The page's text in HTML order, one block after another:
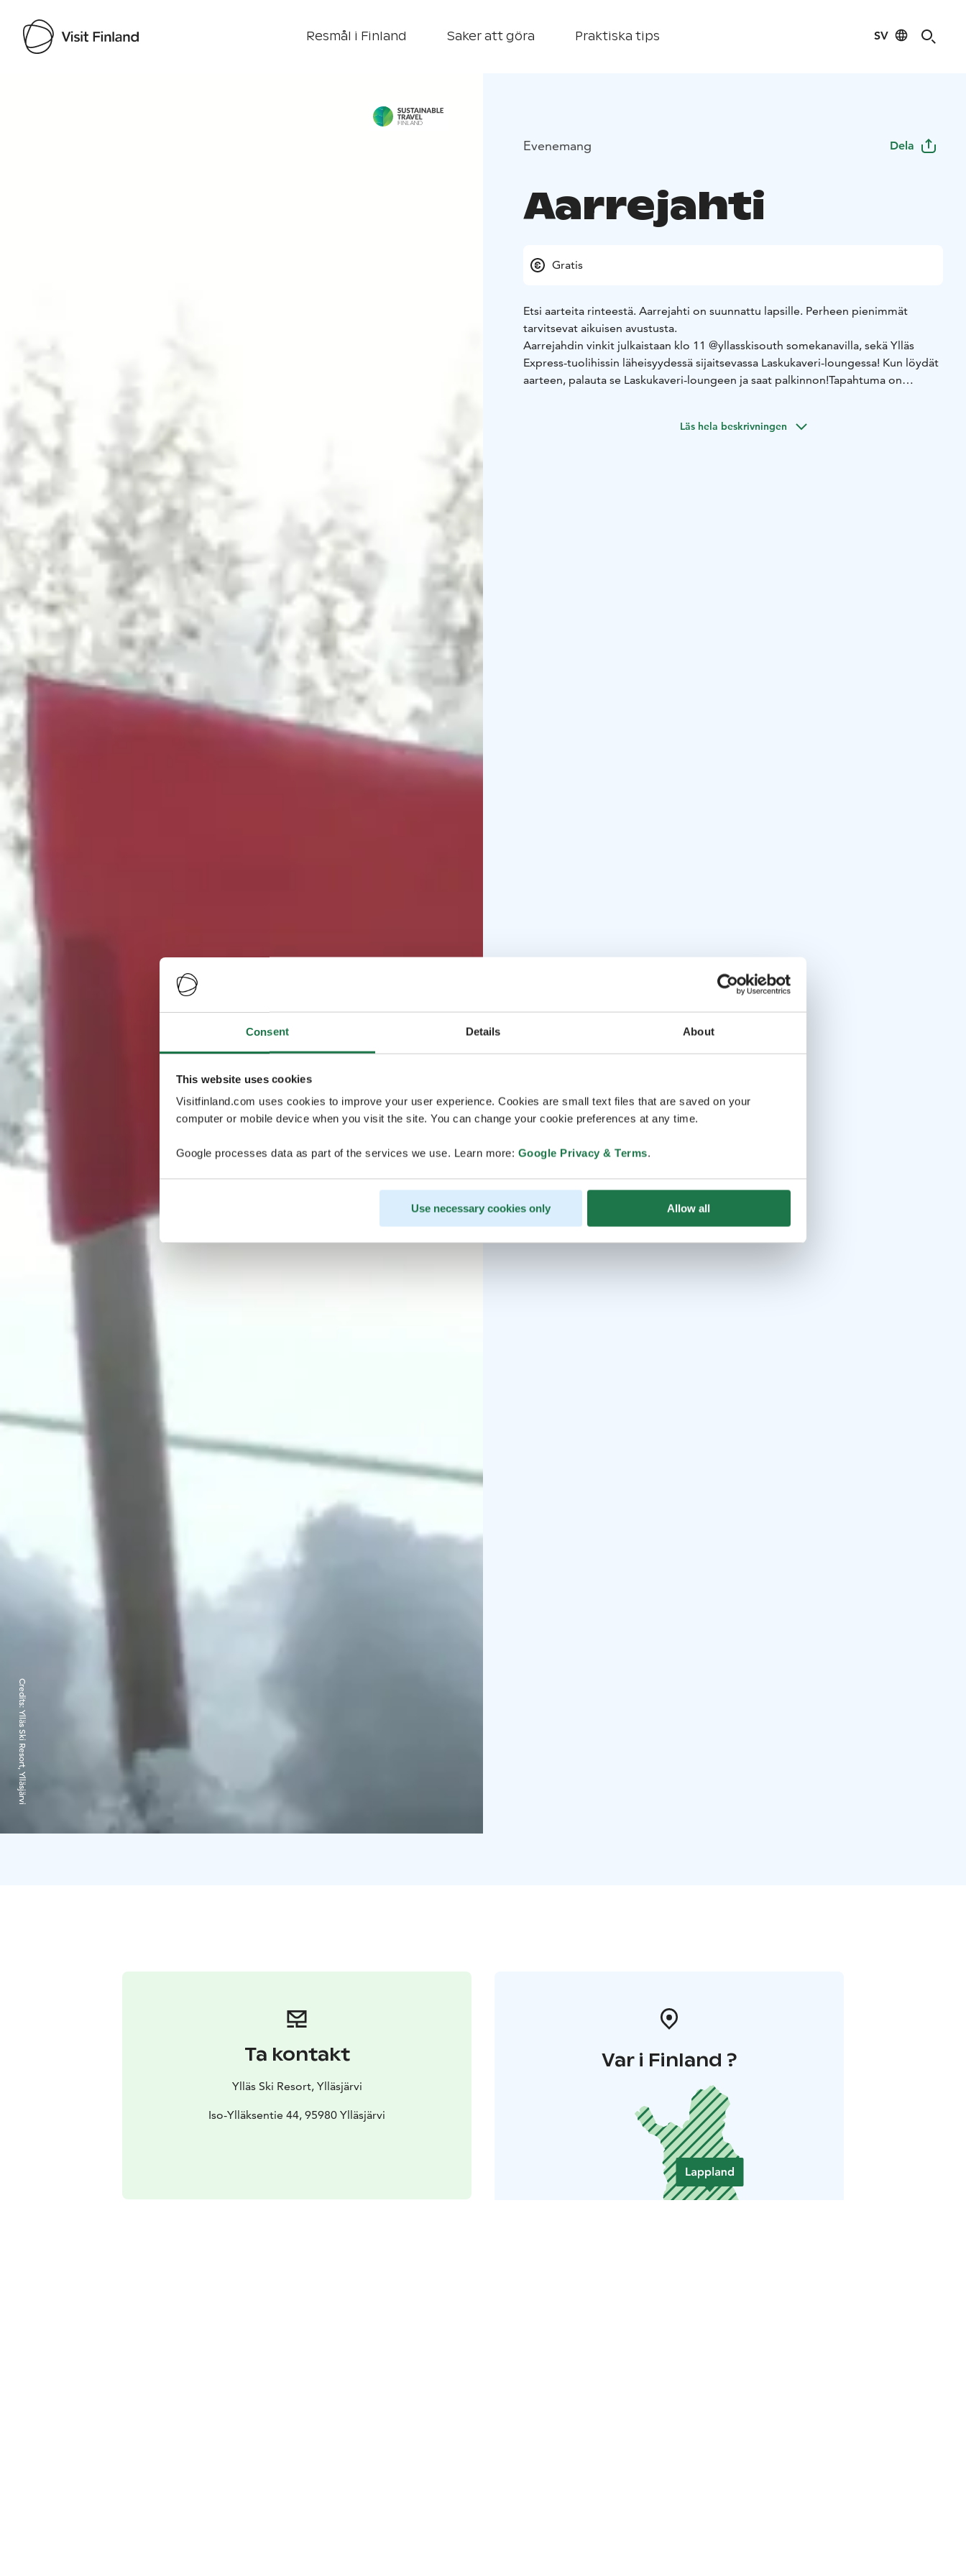
Consent Details About
This website uses cookies
Visitfinland.com uses cookies to improve your user experience. Cookies are small text files that are saved on your
computer or mobile device when you visit the site. You can change your cookie preferences at any time.
Google processes data as part of the services we use. Learn more: Google Privacy & Terms.
Use necessary cookies only Allow all
Resmål i Finland Saker att göra Praktiska tips SV
Credits:
Ylläs Ski Resort, Ylläsjärvi
Evenemang Dela
Aarrejahti
Gratis
Etsi aarteita rinteestä. Aarrejahti on suunnattu lapsille. Perheen pienimmät
tarvitsevat aikuisen avustusta.
Aarrejahdin vinkit julkaistaan klo 11 @yllasskisouth somekanavilla, sekä Ylläs
Express-tuolihissin läheisyydessä sijaitsevassa Laskukaveri-loungessa! Kun löydät
aarteen, palauta se Laskukaveri-loungeen ja saat palkinnon!Tapahtuma on
Läs hela beskrivningen
Ta kontakt
Ylläs Ski Resort, Ylläsjärvi
Iso-Ylläksentie 44, 95980 Ylläsjärvi
Var i Finland ?